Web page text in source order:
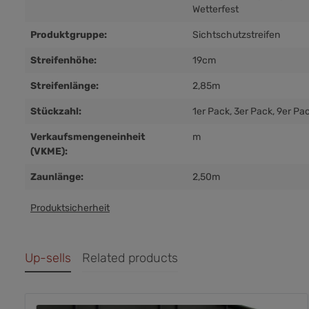
Wetterfest
Produktgruppe: Sichtschutzstreifen
Streifenhöhe: 19cm
Streifenlänge: 2,85m
Stückzahl: 1er Pack, 3er Pack, 9er
Verkaufsmengeneinheit
(VKME):
m
Zaunlänge: 2,50m
Produktsicherheit
Up-sells Related products